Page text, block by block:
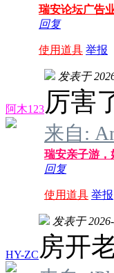
瑞安论坛广告
回复
使用道具 举报
阿木123
发表于
厉害
来自:
瑞安亲子游，
回复
使用道具 举报
HY-ZC
发表于
房开